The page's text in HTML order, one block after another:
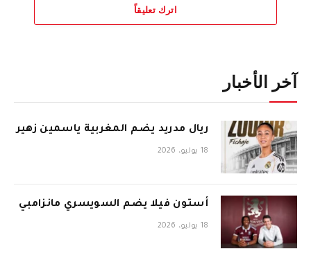
اترك تعليقاً
آخر الأخبار
ريال مدريد يضم المغربية ياسمين زهير
18 يوليو، 2026
أستون فيلا يضم السويسري مانزامبي
18 يوليو، 2026